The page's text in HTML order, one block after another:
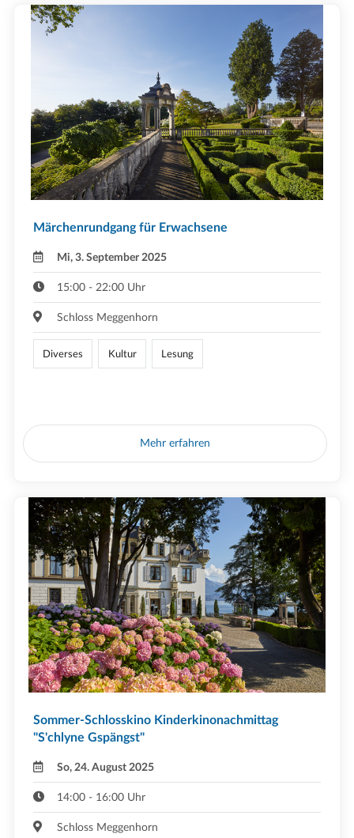
Märchenrundgang für Erwachsene
Mi, 3. September 2025
15:00 - 22:00 Uhr
Schloss Meggenhorn
Diverses Kultur Lesung
Mehr erfahren
Sommer-Schlosskino Kinderkinonachmittag
"S'chlyne Gspängst"
So, 24. August 2025
14:00 - 16:00 Uhr
Schloss Meggenhorn